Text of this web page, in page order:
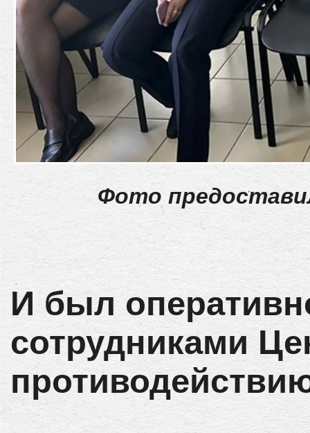
Фото
И был
сотрудниками